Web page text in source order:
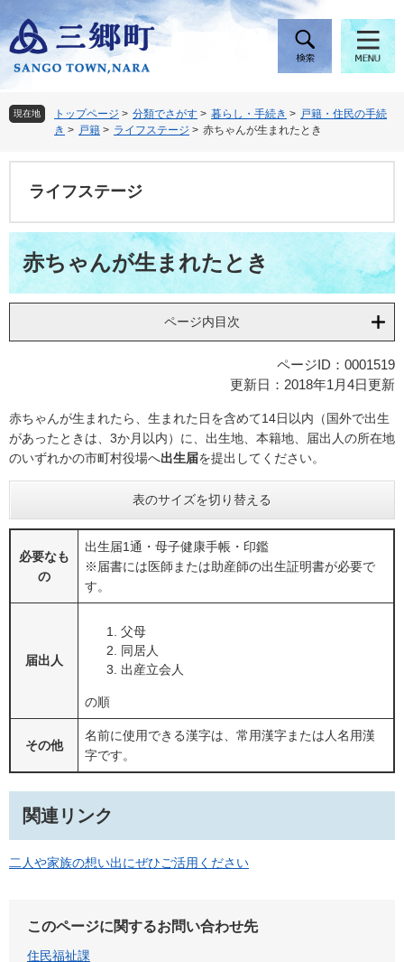
ー
ジ
頭
で
。
ニ
ュ
飛
ば
て
現在地 トップページ > 分類でさがす > 暮らし・手続き > 戸籍・住民の手続
き > 戸籍 > ライフステージ > 赤ちゃんが生まれたとき
ライフステージ
本
文赤ちゃんが生まれたとき
ページ内目次
ページID：0001519
更新日：2018年1月4日更新
赤ちゃんが生まれたら、生まれた日を含めて14日以内（国外で出生
があったときは、3か月以内）に、出生地、本籍地、届出人の所在地
のいずれかの市町村役場へ出生届を提出してください。
表のサイズを切り替える
必要なも
の
出生届1通・母子健康手帳・印鑑
※届書には医師または助産師の出生証明書が必要で
す。
届出人
父母
同居人
出産立会人
の順
その他
名前に使用できる漢字は、常用漢字または人名用漢
字です。
関連リンク
二人や家族の想い出にぜひご活用ください
このページに関するお問い合わせ先
住民福祉課